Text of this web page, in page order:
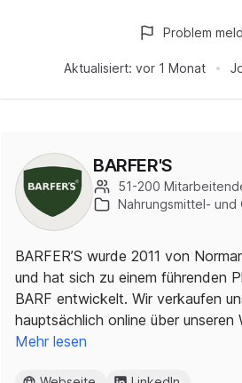
Aktualisiert: vor 1 Monat
Problem
BARFER'S
51-200
Nahrungsmittel-
BARFER’S wurde 2011 von
und hat sich zu einem führenden
BARF entwickelt. Wir verkaufen
hauptsächlich online über unseren
Mehr lesen